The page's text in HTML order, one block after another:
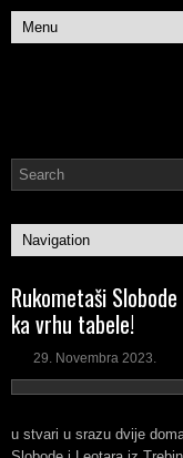
Rukometaši
ka vrhu tabele!
29. Novembra 2023.
u stvari u srazu dvije